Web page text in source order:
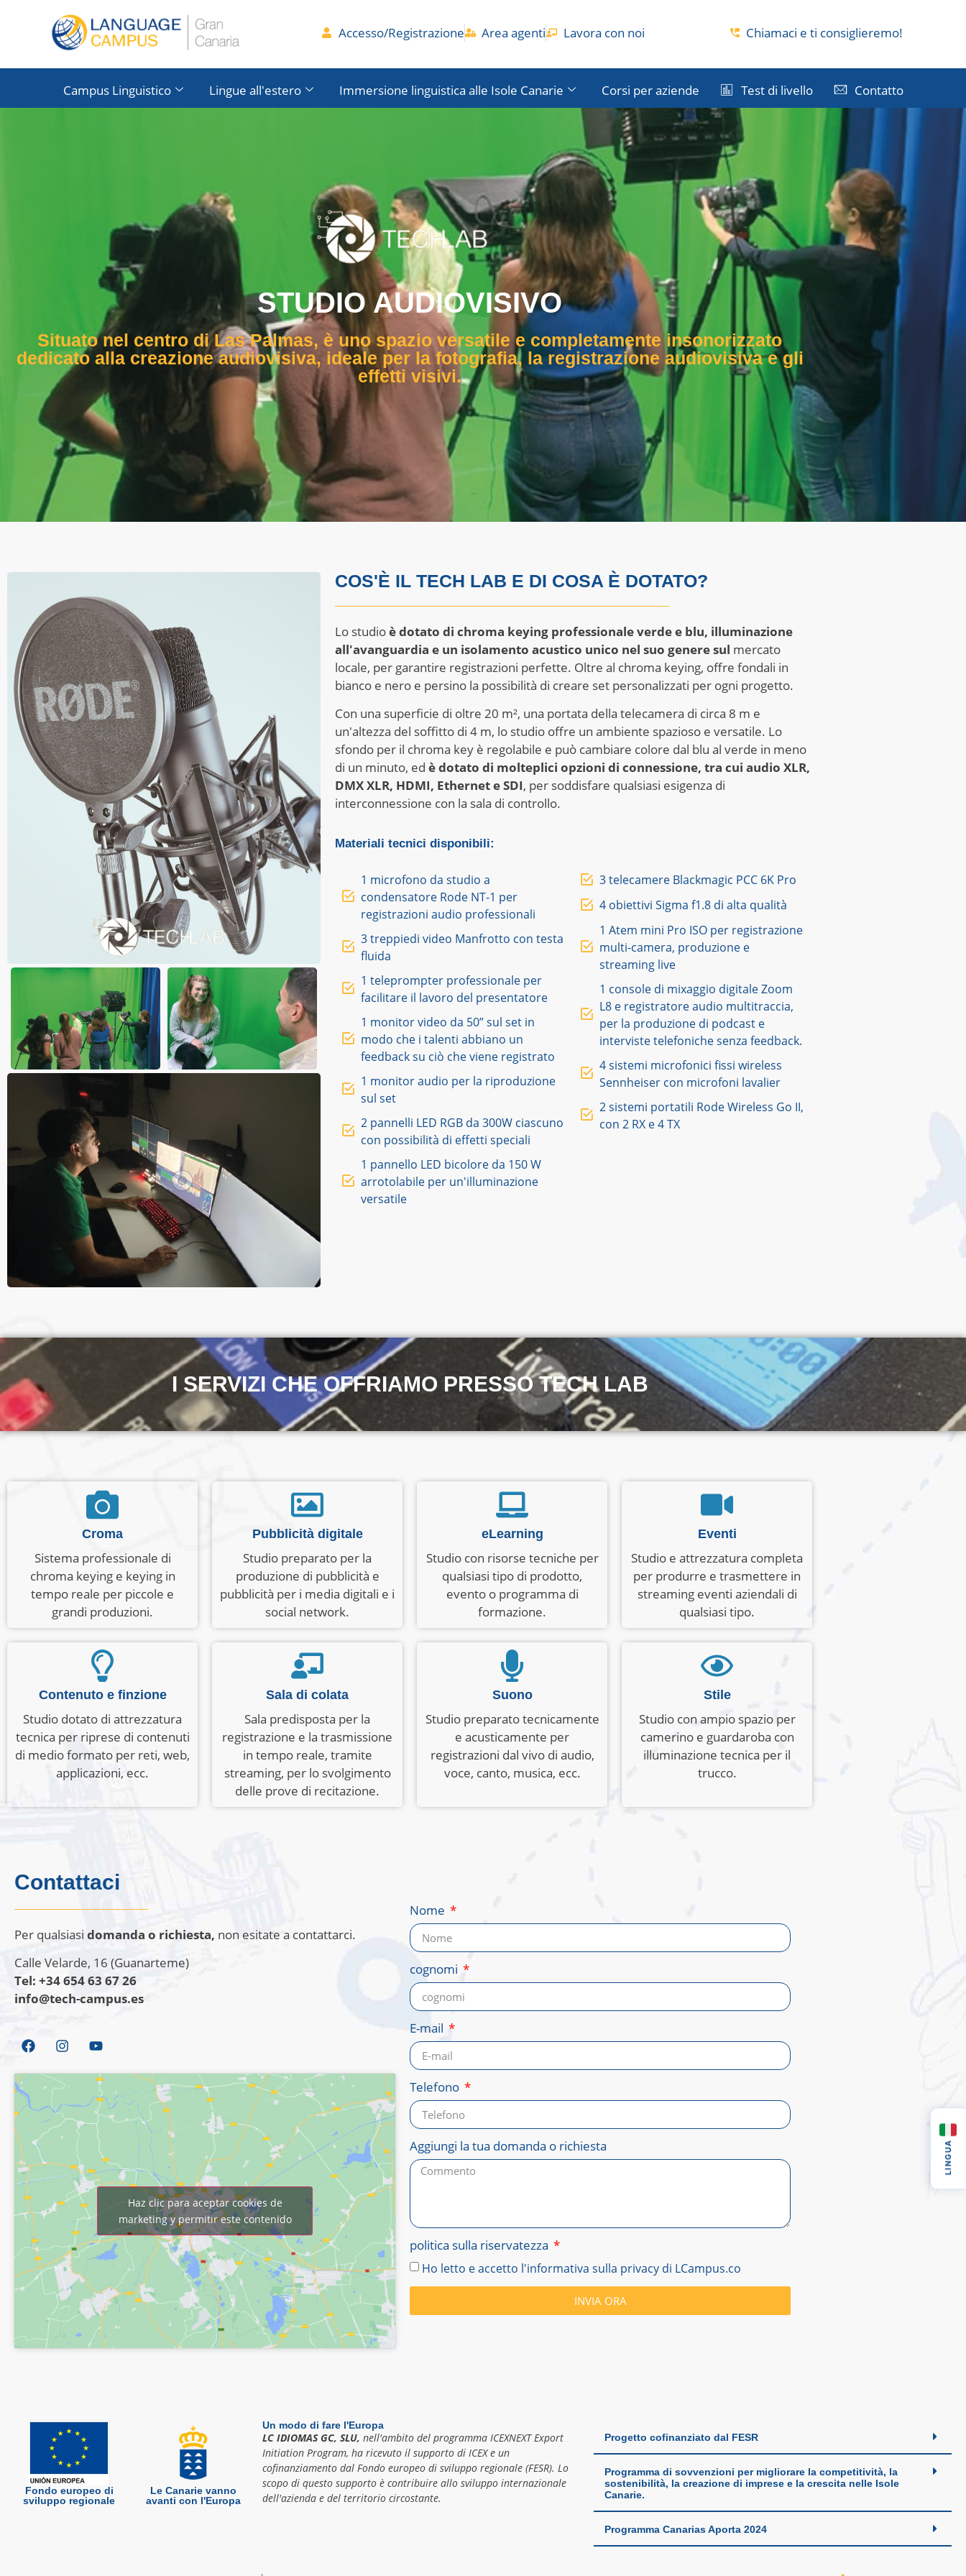
Accesso/Registrazione Area agenti Lavora con noi Chiamaci e ti consiglieremo!
Campus Linguistico Lingue all'estero Immersione linguistica alle Isole Canarie Corsi per aziende Test di livello Contatto
STUDIO AUDIOVISIVO
Situato nel centro di Las Palmas, è uno spazio versatile e completamente insonorizzato
dedicato alla creazione audiovisiva, ideale per la fotografia, la registrazione audiovisiva e gli
effetti visivi.
COS'È IL TECH LAB E DI COSA È DOTATO?
Lo studioè dotato di chroma keying professionale verde e blu, illuminazione
all'avanguardia e un isolamento acustico unico nel suo genere sul mercato
locale, per garantire registrazioni perfette. Oltre al chroma keying, offre fondali in
bianco e nero e persino la possibilità di creare set personalizzati per ogni progetto.
Con una superficie di oltre 20 m², una portata della telecamera di circa 8 m e
un'altezza del soffitto di 4 m, lo studio offre un ambiente spazioso e versatile. Lo
sfondo per il chroma key è regolabile e può cambiare colore dal blu al verde in meno
di un minuto, ed è dotato di molteplici opzioni di connessione, tra cui audio XLR,
DMX XLR, HDMI, Ethernet e SDI, per soddisfare qualsiasi esigenza di
interconnessione con la sala di controllo.
Materiali tecnici disponibili:
1 microfono da studio a
condensatore Rode NT-1 per
registrazioni audio professionali
3 treppiedi video Manfrotto con testa
fluida
1 teleprompter professionale per
facilitare il lavoro del presentatore
1 monitor video da 50” sul set in
modo che i talenti abbiano un
feedback su ciò che viene registrato
1 monitor audio per la riproduzione
sul set
2 pannelli LED RGB da 300W ciascuno
con possibilità di effetti speciali
1 pannello LED bicolore da 150 W
arrotolabile per un'illuminazione
versatile
3 telecamere Blackmagic PCC 6K Pro
4 obiettivi Sigma f1.8 di alta qualità
1 Atem mini Pro ISO per registrazione
multi-camera, produzione e
streaming live
1 console di mixaggio digitale Zoom
L8 e registratore audio multitraccia,
per la produzione di podcast e
interviste telefoniche senza feedback.
4 sistemi microfonici fissi wireless
Sennheiser con microfoni lavalier
2 sistemi portatili Rode Wireless Go II,
con 2 RX e 4 TX
I SERVIZI CHE OFFRIAMO PRESSO TECH LAB
Croma
Sistema professionale di
chroma keying e keying in
tempo reale per piccole e
grandi produzioni.
Pubblicità digitale
Studio preparato per la
produzione di pubblicità e
pubblicità per i media digitali e i
social network.
eLearning
Studio con risorse tecniche per
qualsiasi tipo di prodotto,
evento o programma di
formazione.
Eventi
Studio e attrezzatura completa
per produrre e trasmettere in
streaming eventi aziendali di
qualsiasi tipo.
Contenuto e finzione
Studio dotato di attrezzatura
tecnica per riprese di contenuti
di medio formato per reti, web,
applicazioni, ecc.
Sala di colata
Sala predisposta per la
registrazione e la trasmissione
in tempo reale, tramite
streaming, per lo svolgimento
delle prove di recitazione.
Suono
Studio preparato tecnicamente
e acusticamente per
registrazioni dal vivo di audio,
voce, canto, musica, ecc.
Stile
Studio con ampio spazio per
camerino e guardaroba con
illuminazione tecnica per il
trucco.
Contattaci
Per qualsiasi domanda o richiesta, non esitate a contattarci.
Calle Velarde, 16 (Guanarteme)
Tel: +34 654 63 67 26
info@tech-campus.es
Haz clic para aceptar cookies de
marketing y permitir este contenido
Nome
cognomi
E-mail
Telefono
Aggiungi la tua domanda o richiesta
politica sulla riservatezza
Ho letto e accetto l'informativa sulla privacy di LCampus.co
INVIA ORA
Fondo europeo di
sviluppo regionale
Le Canarie vanno
avanti con l'Europa
Un modo di fare l'Europa
LC IDIOMAS GC, SLU, nell'ambito del programma ICEXNEXT Export
Initiation Program, ha ricevuto il supporto di ICEX e un
cofinanziamento dal Fondo europeo di sviluppo regionale (FESR). Lo
scopo di questo supporto è contribuire allo sviluppo internazionale
dell'azienda e del territorio circostante.
Progetto cofinanziato dal FESR
Programma di sovvenzioni per migliorare la competitività, la
sostenibilità, la creazione di imprese e la crescita nelle Isole
Canarie.
Programma Canarias Aporta 2024
LINGUA